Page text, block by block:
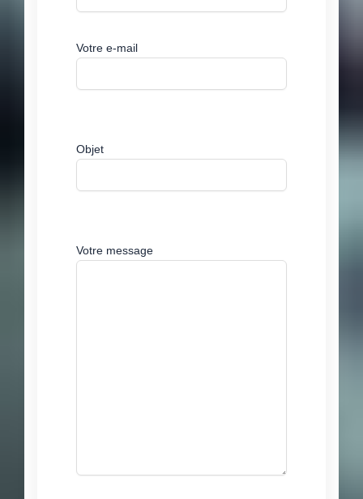
Votre e-mail
Objet
Votre message